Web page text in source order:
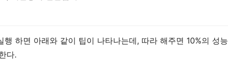
하면 아래와 같이 팁이 나타나는데, 따라 해주면 10%의 성능
다.